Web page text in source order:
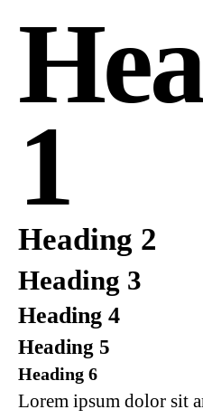
1
Heading 2
Heading 3
Heading 4
Heading 5
Heading 6
Lorem ipsum dolor sit